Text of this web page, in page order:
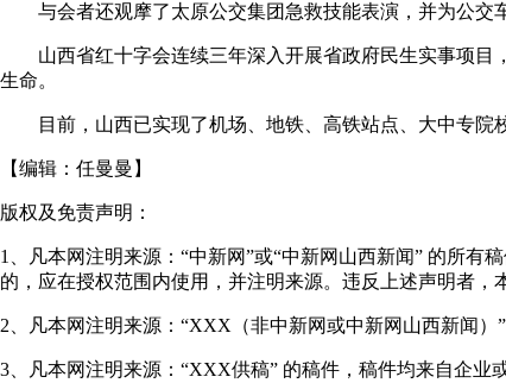
与会者还观摩了太原公交集团急救技能表演，并为公交
山西省红十字会连续三年深入开展省政府民生实事项目，
生命。
目前，山西已实现了机场、地铁、高铁站点、大中专院
【编辑： 任曼曼 】
版权及免责声明：
1、凡本网注明来源：“中新网”或“中新网山西新闻” 的所
的，应在授权范围内使用，并注明来源。违反上述声明者，
2、凡本网注明来源：“XXX（非中新网或中新网山西新闻
3、凡本网注明来源：“XXX供稿” 的稿件，稿件均来自企